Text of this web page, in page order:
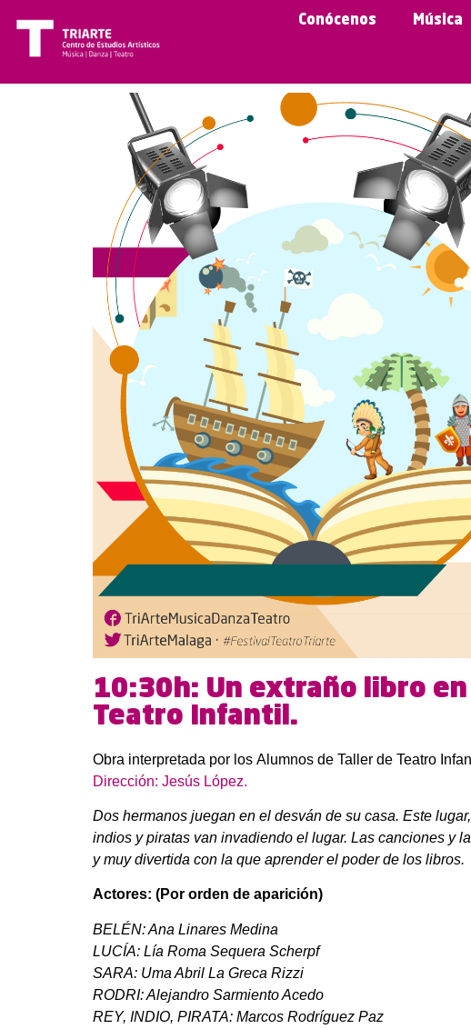
Conócenos Música
10:30h: Un extraño libro
Teatro Infantil.
Obra interpretada por los Alumnos de Taller de Teatro
Dirección: Jesús López.
Dos hermanos juegan en el desván de su casa. Este
indios y piratas van invadiendo el lugar. Las canciones y
y muy divertida con la que aprender el poder de los libros.
Actores: (Por orden de aparición)
BELÉN: Ana Linares Medina
LUCÍA: Lía Roma Sequera Scherpf
SARA: Uma Abril La Greca Rizzi
RODRI: Alejandro Sarmiento Acedo
REY, INDIO, PIRATA: Marcos Rodríguez Paz